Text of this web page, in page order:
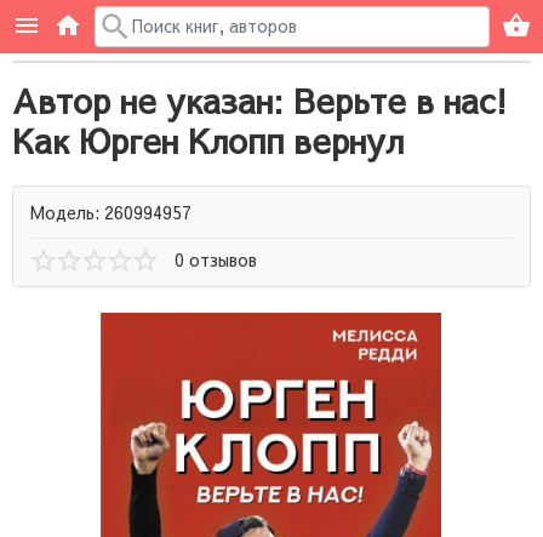
Автор не указан: Верьте в нас!
Как Юрген Клопп вернул
Модель: 260994957
0 отзывов